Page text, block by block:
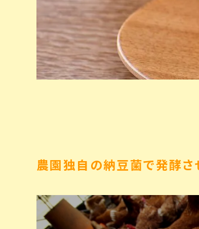
農園独自の納豆菌で発酵さ